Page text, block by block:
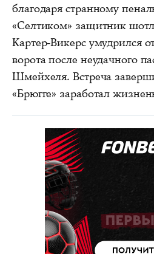
благодаря странному
«Селтиком» защитник
Картер-Викерс умудрился
ворота после неудачного
Шмейхеля. Встреча
«Брюгге» заработал